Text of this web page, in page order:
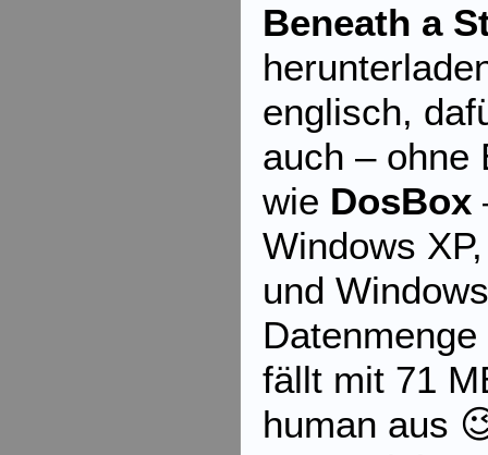
Beneath a
englisch,
auch – ohne
wie DosBox
Windows
und
fällt mit 71
human aus